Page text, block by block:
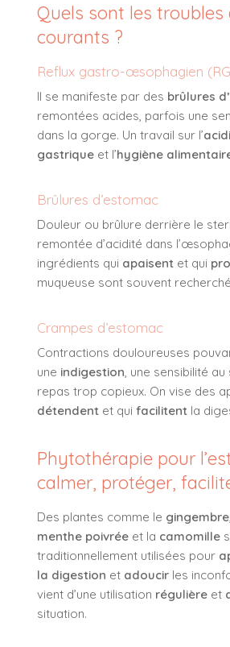
Quels sont les
courants ?
Reflux gastro-œsophagien
Il se manifeste par des brûlures
remontées acides, parfois une
dans la gorge. Un travail sur l’
gastrique et l’hygiène
Brûlures d’estomac
Douleur ou brûlure derrière le
remontée d’acidité dans
ingrédients qui apaisent et qui
muqueuse sont souvent
Crampes d’estomac
Contractions douloureuses
une indigestion , une sensibilité
repas trop copieux. On vise des
détendent et qui facilitent la
Phytothérapie pour
calmer, protéger,
Des plantes comme le gingembre
menthe poivrée et la camomille
traditionnellement utilisées pour
la digestion et adoucir les
vient d’une utilisation régulière et
situation.